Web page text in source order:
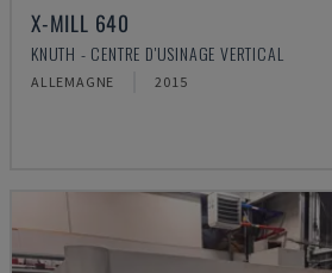
X-MILL 640
KNUTH - CENTRE D'USINAGE VERTICAL
ALLEMAGNE 2015